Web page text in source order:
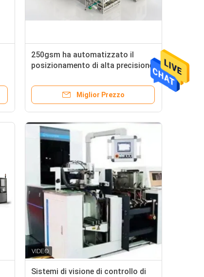
250gsm ha automatizzato il
posizionamento di alta precisione
imballatrice
Miglior Prezzo
Sistemi di visione di controllo di